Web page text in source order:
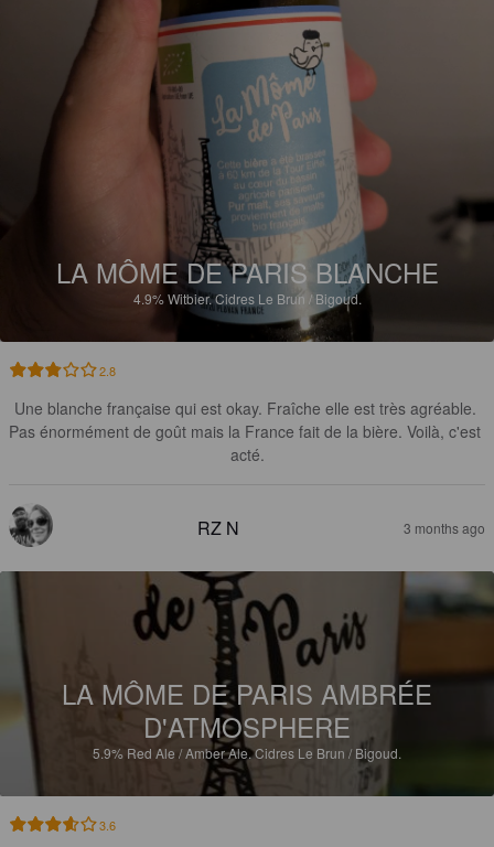
LA MÔME DE PARIS BLANCHE
4.9%Witbier.Cidres Le Brun / Bigoud.
2.8
Une blanche française qui est okay. Fraîche elle est très agréable.
Pas énormément de goût mais la France fait de la bière. Voilà, c'est
acté.
RZ N 3 months ago
LA MÔME DE PARIS AMBRÉE
D'ATMOSPHERE
5.9% Red Ale / Amber Ale.Cidres Le Brun / Bigoud.
3.6